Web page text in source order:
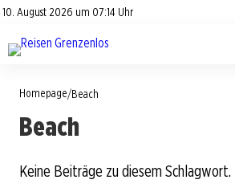
10. August 2026 um 07:14 Uhr
Datenschutz
Road Trips
Reisetipps
Homepage/Beach
Beach
Keine Beiträge zu diesem Schlagwort.